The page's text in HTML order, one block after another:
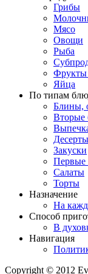
Грибы
Мясо
Овощи
Рыба
Фрукты
Яйца
По типам
Блины,
Вторые
Десерты
Закуски
Первые
Салаты
Торты
Назначение
На
Способ
В
Навигация
Copyright © 2012